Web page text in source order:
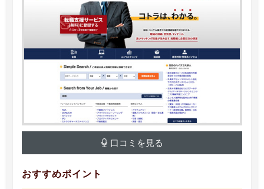
口コミを見る
おすすめポイント